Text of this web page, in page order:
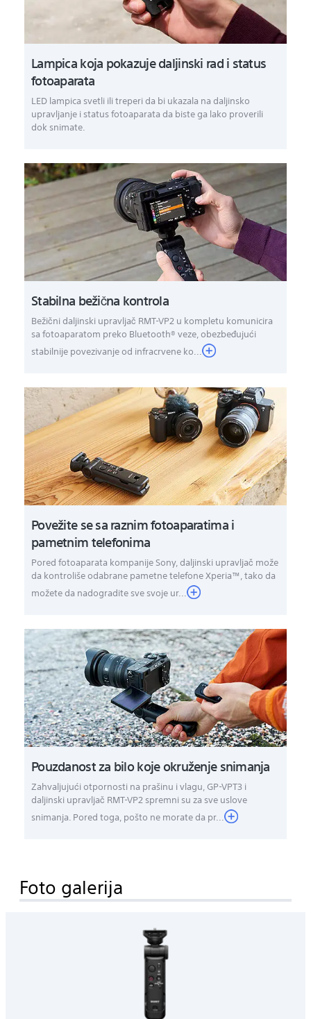
Lampica koja pokazuje daljinski rad i status
fotoaparata
LED lampica svetli ili treperi da bi ukazala na daljinsko
upravljanje i status fotoaparata da biste ga lako proverili
dok snimate.
Stabilna bežična kontrola
Bežični daljinski upravljač RMT-VP2 u kompletu komunicira
sa fotoaparatom preko Bluetooth® veze, obezbeđujući
stabilnije povezivanje od infracrvene ko...
Povežite se sa raznim fotoaparatima i
pametnim telefonima
Pored fotoaparata kompanije Sony, daljinski upravljač može
da kontroliše odabrane pametne telefone Xperia™, tako da
možete da nadogradite sve svoje ur...
Pouzdanost za bilo koje okruženje snimanja
Zahvaljujući otpornosti na prašinu i vlagu, GP-VPT3 i
daljinski upravljač RMT-VP2 spremni su za sve uslove
snimanja. Pored toga, pošto ne morate da pr...
Foto galerija